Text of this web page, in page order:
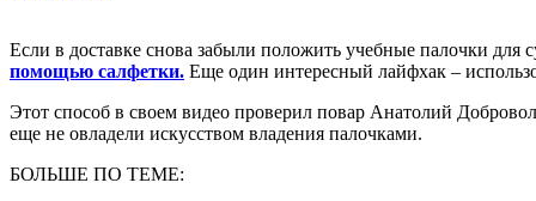
Если в доставке снова забыли положить учебные палочки
помощью салфетки. Еще один интересный лайфхак –
Этот способ в своем видео проверил повар Анатолий
еще не овладели искусством владения палочками.
БОЛЬШЕ ПО ТЕМЕ: